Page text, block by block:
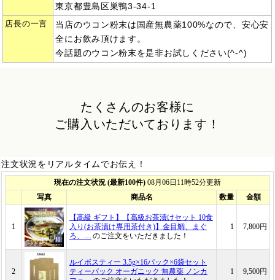
東京都豊島区巣鴨3-34-1
店長の一言
当店のウコン粉末は国産無農薬100%なので、安心安
全にお飲み頂けます。
今話題のウコン粉末を是非お試しください(^-^)
たくさんのお客様に
ご購入いただいております！
注文状況をリアルタイムでお伝え！